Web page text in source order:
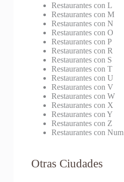
Restaurantes con L
Restaurantes con M
Restaurantes con N
Restaurantes con O
Restaurantes con P
Restaurantes con R
Restaurantes con S
Restaurantes con T
Restaurantes con U
Restaurantes con V
Restaurantes con W
Restaurantes con X
Restaurantes con Y
Restaurantes con Z
Restaurantes con Num
Otras Ciudades